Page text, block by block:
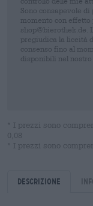
Sono consapevole
momento con
shop@bierothek.de.
pregiudica la liceità
consenso fino al
disponibili nel nostro
* I prezzi sono
0,08
* I prezzi sono
Descrizione